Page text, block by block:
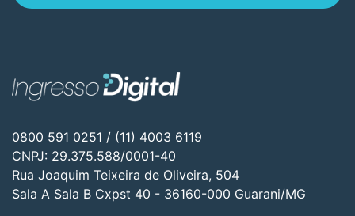
0800 591 0251 / (11) 4003 6119
CNPJ: 29.375.588/0001-40
Rua Joaquim Teixeira de Oliveira, 504
Sala A Sala B Cxpst 40 - 36160-000 Guarani/MG